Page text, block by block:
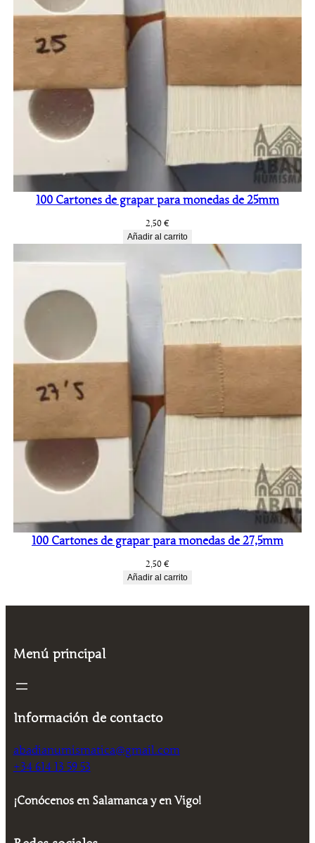
100 Cartones de grapar para monedas de 25mm
2,50 €
Añadir al carrito
100 Cartones de grapar para monedas de 27,5mm
2,50 €
Añadir al carrito
Menú principal
Información de contacto
abadianumismatica@gmail.com
+34 614 13 59 53
¡Conócenos en Salamanca y en Vigo!